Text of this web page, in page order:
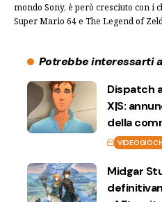
mondo Sony, è però cresciuto con i
Super Mario 64 e The Legend of
Potrebbe interessarti
Dispatch
X|S:
della
Midgar